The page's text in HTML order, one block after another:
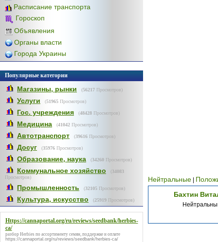
Расписание транспорта
Гороскоп
Объявления
Органы власти
Города Украины
Популярные категории
Магазины, рынки (56217 Просмотров)
Услуги (51965 Просмотров)
Гос. учреждения (48428 Просмотров)
Медицина (41042 Просмотров)
Автотранспорт (39616 Просмотров)
Досуг (35976 Просмотров)
Образование, наука (34260 Просмотров)
Коммунальное хозяйство ( 34083
Просмотров)
Промышленность (32105 Просмотров)
Культура, искусство (25919 Просмотров)
Https://cannaportal.org/ru/reviews/seedbank/herbies-
ca/
разбор Herbies по ассортименту семян, поддержке и оплате
https://cannaportal.org/ru/reviews/seedbank/herbies-ca/
Нейтральные
Бахтин